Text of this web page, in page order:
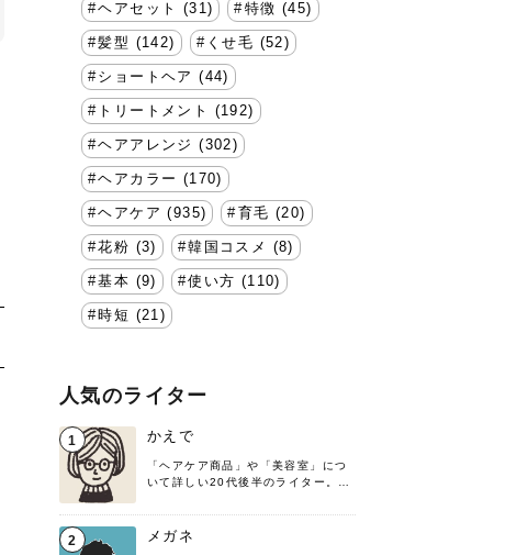
ヘアセット (31) 特徴 (45)
髪型 (142) くせ毛 (52)
ショートヘア (44)
トリートメント (192)
ヘアアレンジ (302)
ヘアカラー (170)
ヘアケア (935) 育毛 (20)
花粉 (3) 韓国コスメ (8)
基本 (9) 使い方 (110)
時短 (21)
人気のライター
1 かえで
「ヘアケア商品」や「美容室」につ
いて詳しい20代後半のライター。楽
す！
2 メガネ